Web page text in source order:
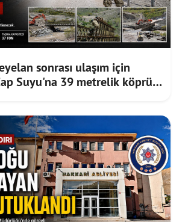
sonrası ulaşım için
Suyu'na 39 metrelik köprü